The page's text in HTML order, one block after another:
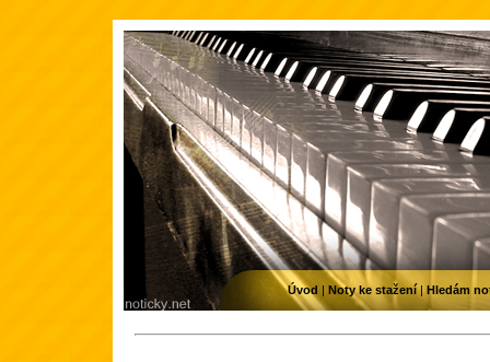
Úvod | Noty ke stažení| Hledám